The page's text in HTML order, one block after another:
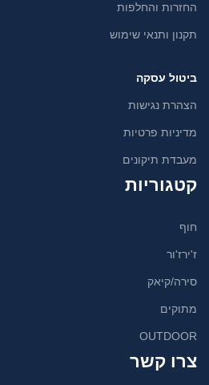
החזרות והחלפות
תקנון ותנאי שימוש
ביטול עסקה
הצהרת נגישות
מדיניות פרטיות
מעבדת תיקונים
קטגוריות
חוף
ז'ירז'ור
סירה/קיאק
מתוקים
OUTDOOR
צרו קשר